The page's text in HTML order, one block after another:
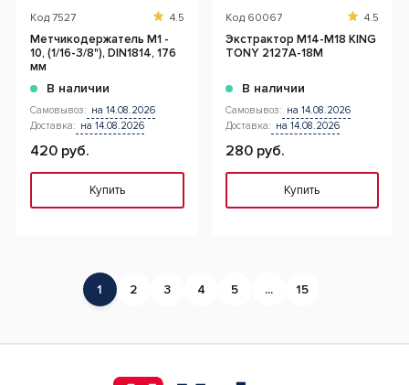
Код 7527 4.5
Метчикодержатель М1 -
10, (1/16-3/8"), DIN1814, 176
мм
В наличии
Самовывоз: на 14.08.2026
Доставка: на 14.08.2026
420 руб.
Купить
Код 60067 4.5
Экстрактор М14-М18 KING
TONY 2127A-18M
В наличии
Самовывоз: на 14.08.2026
Доставка: на 14.08.2026
280 руб.
Купить
1 2 3 4 5 ... 15